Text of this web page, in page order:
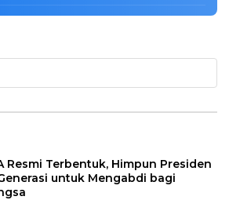
Resmi Terbentuk, Himpun Presiden
untuk Mengabdi bagi